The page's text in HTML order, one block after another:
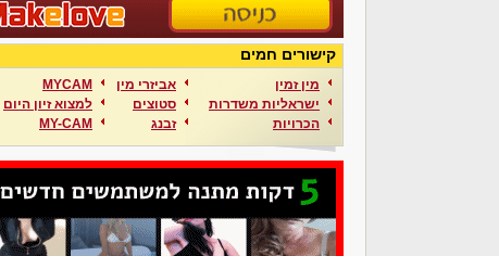
קישורים חמים
מין זמין
ישראליות משדרות
הכרויות
אביזרי מין
סטוצים
זבנג
MYCAM
למצוא זיון היום
MY-CAM